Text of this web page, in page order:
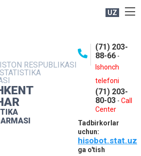
UZ
RESPUBLIKASI
(71) 203-
88-66 -
Ishonch
telefoni
(71) 203-
80-03 - Call
Center
Tadbirkorlar
uchun:
hisobot.stat.uz
ga o'tish
NASHRLAR
XIZMATLAR
MATBUOT XIZMATI
MUROJAATLAR